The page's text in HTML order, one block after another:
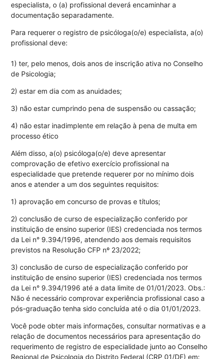
especialista, o (a) profissional deverá encaminhar a
documentação separadamente.
Para requerer o registro de psicóloga(o/e) especialista, a(o)
profissional deve:
1) ter, pelo menos, dois anos de inscrição ativa no Conselho
de Psicologia;
2) estar em dia com as anuidades;
3) não estar cumprindo pena de suspensão ou cassação;
4) não estar inadimplente em relação à pena de multa em
processo ético
Além disso, a(o) psicóloga(o/e) deve apresentar
comprovação de efetivo exercício profissional na
especialidade que pretende requerer por no mínimo dois
anos e atender a um dos seguintes requisitos:
1) aprovação em concurso de provas e títulos;
2) conclusão de curso de especialização conferido por
instituição de ensino superior (IES) credenciada nos termos
da Lei n° 9.394/1996, atendendo aos demais requisitos
previstos na Resolução CFP nº 23/2022;
3) conclusão de curso de especialização conferido por
instituição de ensino superior (IES) credenciada nos termos
da Lei n° 9.394/1996 até a data limite de 01/01/2023. Obs.:
Não é necessário comprovar experiência profissional caso a
pós-graduação tenha sido concluída até o dia 01/01/2023.
Você pode obter mais informações, consultar normativas e a
relação de documentos necessários para apresentação do
requerimento de registro de especialidade junto ao Conselho
Regional de Psicologia do Distrito Federal (CRP 01/DF) em: